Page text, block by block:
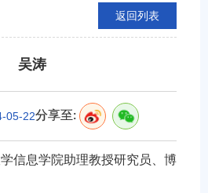
返回列表
吴涛
05-22分享至:
信息学院助理教授研究员、博